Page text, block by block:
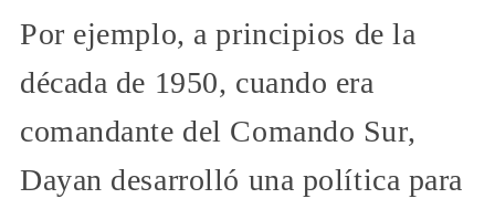
Por ejemplo, a principios de la
década de 1950, cuando era
comandante del Comando Sur,
Dayan desarrolló una política para